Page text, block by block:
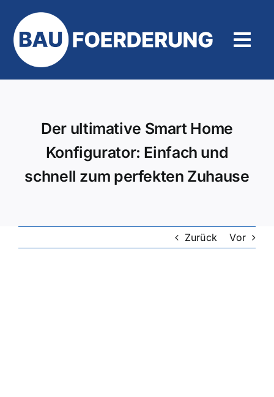
Inhalt
springen
Der ultimative Smart Home
Konfigurator: Einfach und
schnell zum perfekten Zuhause
Zurück Vor